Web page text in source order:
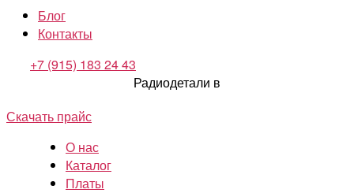
Блог
Контакты
+7 (915) 183 24 43
Радиодетали в
Скачать прайс
О нас
Каталог
Платы